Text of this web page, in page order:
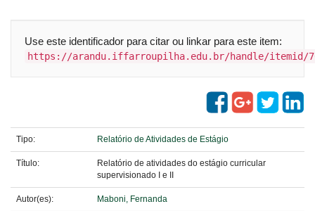
Use este identificador para citar ou linkar para este item:
https://arandu.iffarroupilha.edu.br/handle/itemid/
Tipo: Relatório de Atividades de Estágio
Título:
Relatório de atividades do estágio curricular
supervisionado I e II
Autor(es): Maboni, Fernanda